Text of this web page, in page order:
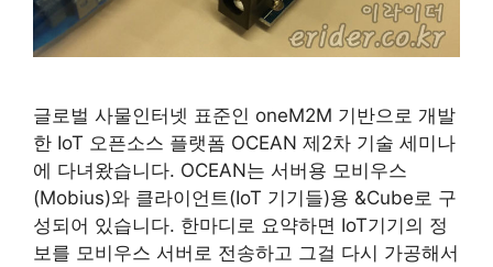
글로벌 사물인터넷 표준인 oneM2M 기반으로 개발
한 IoT 오픈소스 플랫폼 OCEAN 제2차 기술 세미나
에 다녀왔습니다. OCEAN는 서버용 모비우스
(Mobius)와 클라이언트(IoT 기기들)용 &Cube로 구
성되어 있습니다. 한마디로 요약하면 IoT기기의 정
보를 모비우스 서버로 전송하고 그걸 다시 가공해서